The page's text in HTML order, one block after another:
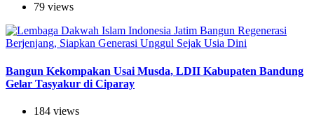
79 views
Bangun Kekompakan Usai Musda, LDII Kabupaten Bandung
Gelar Tasyakur di Ciparay
184 views